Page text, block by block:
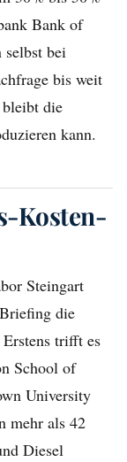
Bank of
bei
bis weit
die
kann.
Kosten-
Steingart
die
Erstens trifft es
School of
University
mehr als 42
Diesel